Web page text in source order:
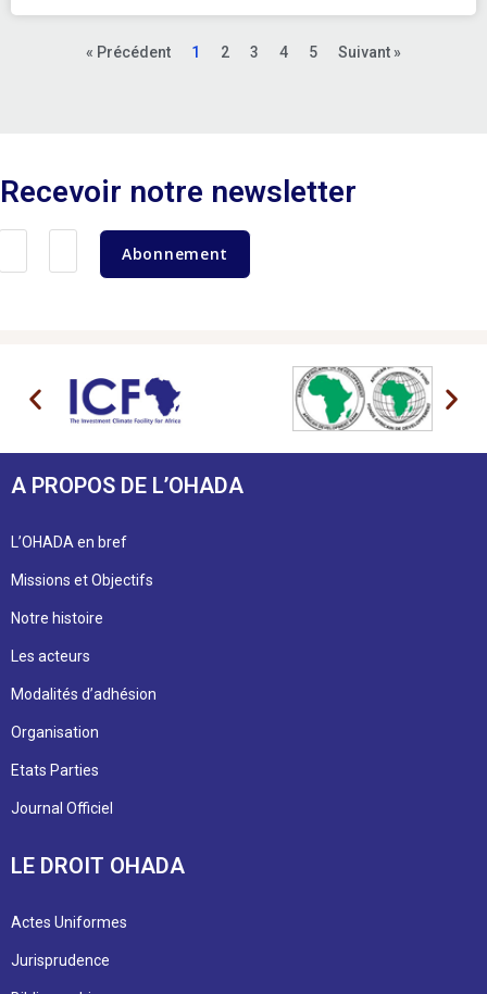
« Précédent 1 2 3 4 5 Suivant »
Recevoir notre newsletter
Abonnement
A PROPOS DE L’OHADA
L’OHADA en bref
Missions et Objectifs
Notre histoire
Les acteurs
Modalités d’adhésion
Organisation
Etats Parties
Journal Officiel
LE DROIT OHADA
Actes Uniformes
Jurisprudence